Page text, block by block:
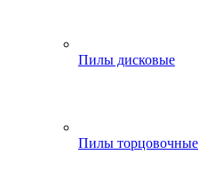
Пилы дисковые
Пилы торцовочные